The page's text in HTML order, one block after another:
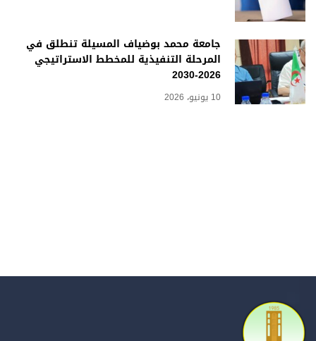
جامعة محمد بوضياف المسيلة تنطلق في
المرحلة التنفيذية للمخطط الاستراتيجي
2026-2030
10 يونيو، 2026